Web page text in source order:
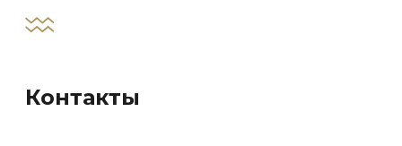
Контакты